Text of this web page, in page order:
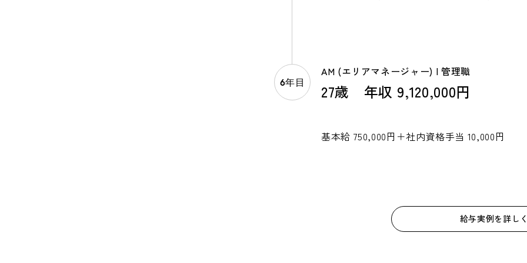
6年目
AM (エリアマネージャー) | 管理職
27歳 年収 9,120,000円
基本給 750,000円＋社内資格手当 10,000円
給与実例を詳し